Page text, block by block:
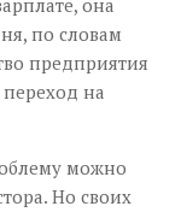
она
по словам
предприятия
на
можно
Но своих